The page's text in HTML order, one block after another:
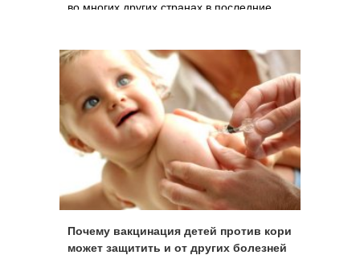
во многих других странах в последние
больные дети вынуждены расплачиваться
за неразумное поведение своих
родителей.
Почему вакцинация детей против кори
может защитить и от других болезней